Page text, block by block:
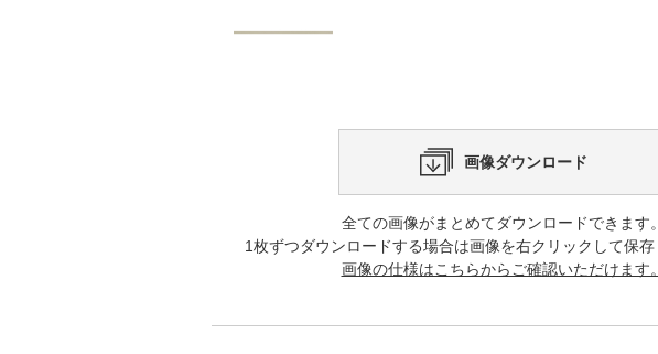
画像ダウンロード
全ての画像がまとめてダウンロードできます。
1枚ずつダウンロードする場合は画像を右クリックして保存
画像の仕様はこちらからご確認いただけます。